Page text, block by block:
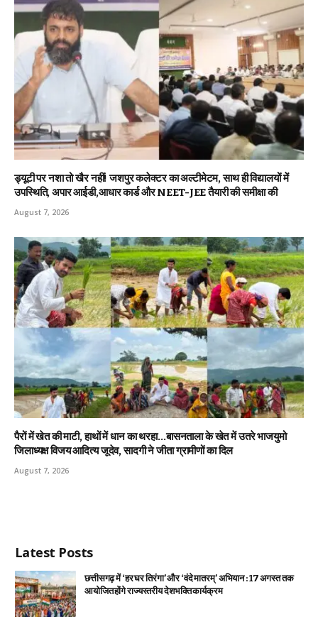
ड्यूटी पर नशा तो खैर नहीं! जशपुर कलेक्टर का अल्टीमेटम, साथ ही विद्यालयों में
उपस्थिति, अपार आईडी,आधार कार्ड और NEET-JEE तैयारी की समीक्षा की
August 7, 2026
पैरों में खेत की माटी, हाथों में धान का थरहा…बासनताला के खेत में उतरे भाजयुमो
जिलाध्यक्ष विजय आदित्य जूदेव, सादगी ने जीता ग्रामीणों का दिल
August 7, 2026
Latest Posts
छत्तीसगढ़ में ‘हर घर तिरंगा’ और ‘वंदे मातरम्’ अभियान : 17 अगस्त तक
आयोजित होंगे राज्यस्तरीय देशभक्ति कार्यक्रम